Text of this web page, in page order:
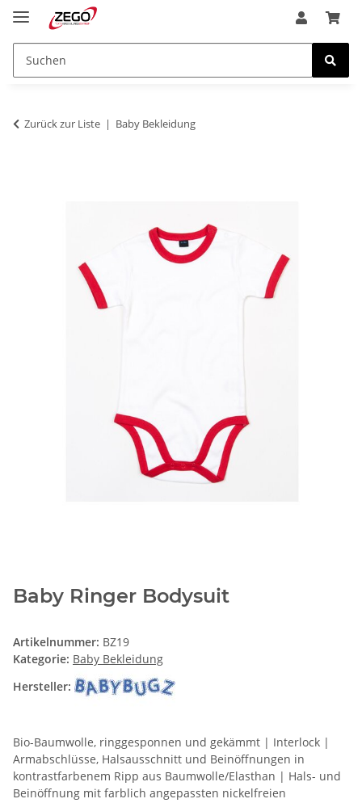
Zurück zur Liste Baby Bekleidung
Baby Ringer Bodysuit
Artikelnummer: BZ19
Kategorie: Baby Bekleidung
Hersteller:
Bio-Baumwolle, ringgesponnen und gekämmt | Interlock |
Armabschlüsse, Halsausschnitt und Beinöffnungen in
kontrastfarbenem Ripp aus Baumwolle/Elasthan | Hals- und
Beinöffnung mit farblich angepassten nickelfreien